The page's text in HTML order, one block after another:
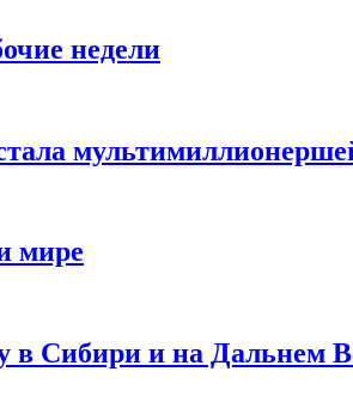
недели
мире
в Сибири и на Дальнем